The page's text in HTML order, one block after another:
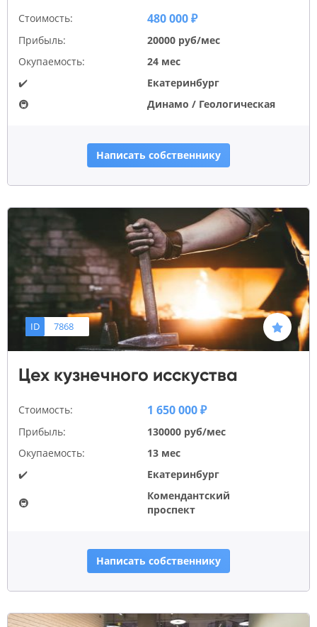
Стоимость: 480 000 ₽
Прибыль:
20000 руб/мес
Окупаемость:
24 мес
✔️
Екатеринбург
🚇
Динамо / Геологическая
Написать собственнику
ID 7868
Цех кузнечного исскуства
Стоимость: 1 650 000 ₽
Прибыль:
130000 руб/мес
Окупаемость:
13 мес
✔️
Екатеринбург
🚇
Комендантский
проспект
Написать собственнику